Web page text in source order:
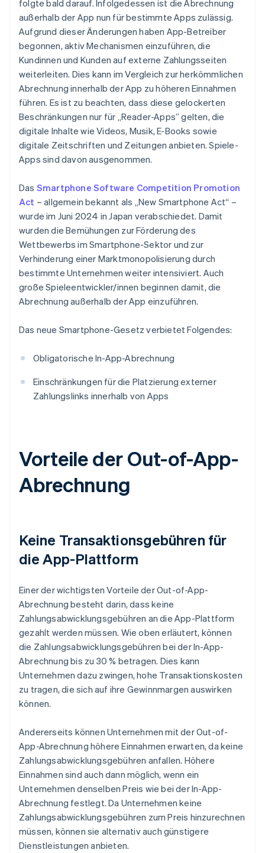
folgte bald darauf. Infolgedessen ist die Abrechnung
außerhalb der App nun für bestimmte Apps zulässig.
Aufgrund dieser Änderungen haben App-Betreiber
begonnen, aktiv Mechanismen einzuführen, die
Kundinnen und Kunden auf externe Zahlungsseiten
weiterleiten. Dies kann im Vergleich zur herkömmlichen
Abrechnung innerhalb der App zu höheren Einnahmen
führen. Es ist zu beachten, dass diese gelockerten
Beschränkungen nur für „Reader-Apps” gelten, die
digitale Inhalte wie Videos, Musik, E-Books sowie
digitale Zeitschriften und Zeitungen anbieten. Spiele-
Apps sind davon ausgenommen.
Das Smartphone Software Competition Promotion
Act – allgemein bekannt als „New Smartphone Act“ –
wurde im Juni 2024 in Japan verabschiedet. Damit
wurden die Bemühungen zur Förderung des
Wettbewerbs im Smartphone-Sektor und zur
Verhinderung einer Marktmonopolisierung durch
bestimmte Unternehmen weiter intensiviert. Auch
große Spieleentwickler/innen beginnen damit, die
Abrechnung außerhalb der App einzuführen.
Das neue Smartphone-Gesetz verbietet Folgendes:
Obligatorische In-App-Abrechnung
Einschränkungen für die Platzierung externer
Zahlungslinks innerhalb von Apps
Vorteile der Out-of-App-
Abrechnung
Keine Transaktionsgebühren für
die App-Plattform
Einer der wichtigsten Vorteile der Out-of-App-
Abrechnung besteht darin, dass keine
Zahlungsabwicklungsgebühren an die App-Plattform
gezahlt werden müssen. Wie oben erläutert, können
die Zahlungsabwicklungsgebühren bei der In-App-
Abrechnung bis zu 30 % betragen. Dies kann
Unternehmen dazu zwingen, hohe Transaktionskosten
zu tragen, die sich auf ihre Gewinnmargen auswirken
können.
Andererseits können Unternehmen mit der Out-of-
App-Abrechnung höhere Einnahmen erwarten, da keine
Zahlungsabwicklungsgebühren anfallen. Höhere
Einnahmen sind auch dann möglich, wenn ein
Unternehmen denselben Preis wie bei der In-App-
Abrechnung festlegt. Da Unternehmen keine
Zahlungsabwicklungsgebühren zum Preis hinzurechnen
müssen, können sie alternativ auch günstigere
Dienstleistungen anbieten.